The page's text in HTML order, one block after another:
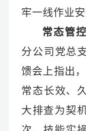
牢一线作业安
常态管
分公司党总
馈会上指出
常态长效、
大排查为契